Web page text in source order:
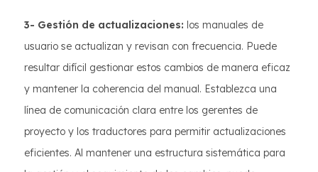
3- Gestión de actualizaciones: los manuales de
usuario se actualizan y revisan con frecuencia. Puede
resultar difícil gestionar estos cambios de manera eficaz
y mantener la coherencia del manual. Establezca una
línea de comunicación clara entre los gerentes de
proyecto y los traductores para permitir actualizaciones
eficientes. Al mantener una estructura sistemática para